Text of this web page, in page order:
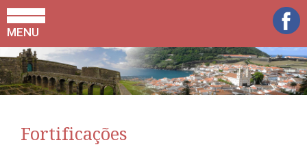
MENU
Fortificações